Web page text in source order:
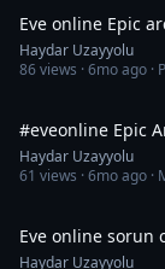
Eve online Epic
Haydar Uzayyolu
86views ·6mo ago ·
#eveonline Epic
Haydar Uzayyolu
61 views ·6mo ago ·
Eve online sorun
Haydar Uzayyolu